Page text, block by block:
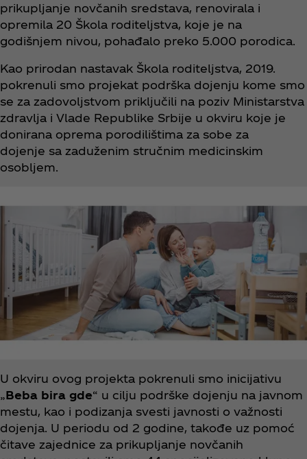
prikupljanje novčanih sredstava, renovirala i
opremila 20 Škola roditeljstva, koje je na
godišnjem nivou, pohađalo preko 5.000 porodica.
Kao prirodan nastavak Škola roditeljstva, 2019.
pokrenuli smo projekat podrška dojenju kome smo
se za zadovoljstvom priključili na poziv Ministarstva
zdravlja i Vlade Republike Srbije u okviru koje je
donirana oprema porodilištima za sobe za
dojenje sa zaduženim stručnim medicinskim
osobljem.
U okviru ovog projekta pokrenuli smo inicijativu
„Beba bira gde“ u cilju podrške dojenju na javnom
mestu, kao i podizanja svesti javnosti o važnosti
dojenja. U periodu od 2 godine, takođe uz pomoć
čitave zajednice za prikupljanje novčanih